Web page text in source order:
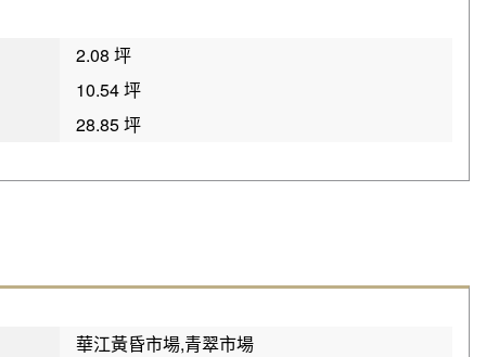
2.08 坪
10.54 坪
28.85 坪
華江黃昏市場,青翠市場